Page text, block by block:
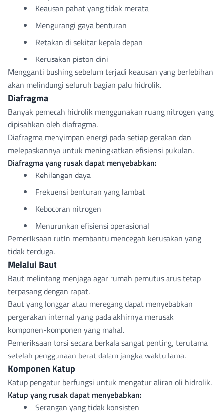
Keausan pahat yang tidak merata
Mengurangi gaya benturan
Retakan di sekitar kepala depan
Kerusakan piston dini
Mengganti bushing sebelum terjadi keausan yang berlebihan
akan melindungi seluruh bagian palu hidrolik.
Diafragma
Banyak pemecah hidrolik menggunakan ruang nitrogen yang
dipisahkan oleh diafragma.
Diafragma menyimpan energi pada setiap gerakan dan
melepaskannya untuk meningkatkan efisiensi pukulan.
Diafragma yang rusak dapat menyebabkan:
Kehilangan daya
Frekuensi benturan yang lambat
Kebocoran nitrogen
Menurunkan efisiensi operasional
Pemeriksaan rutin membantu mencegah kerusakan yang
tidak terduga.
Melalui Baut
Baut melintang menjaga agar rumah pemutus arus tetap
terpasang dengan rapat.
Baut yang longgar atau meregang dapat menyebabkan
pergerakan internal yang pada akhirnya merusak
komponen-komponen yang mahal.
Pemeriksaan torsi secara berkala sangat penting, terutama
setelah penggunaan berat dalam jangka waktu lama.
Komponen Katup
Katup pengatur berfungsi untuk mengatur aliran oli hidrolik.
Katup yang rusak dapat menyebabkan:
Serangan yang tidak konsisten